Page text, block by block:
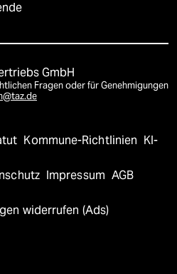
GmbH
Fragen oder für Genehmigungen
Kommune-Richtlinien KI-
Impressum AGB
widerrufen (Ads)